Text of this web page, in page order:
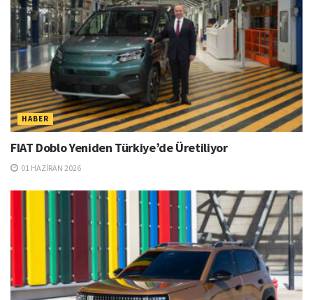
HABER
FIAT Doblo Yeniden Türkiye’de Üretiliyor
01 HAZIRAN 2026